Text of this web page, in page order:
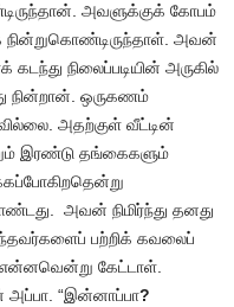
அவளுக்குக் கோபம்
நின்றுகொண்டிருந்தாள். அவன்
நிலைப்படியின் அருகில்
நின்றான். ஒருகணம்
அதற்குள் வீட்டின்
இரண்டு தங்கைகளும்
அவன் நிமிர்ந்து தனது
பற்றிக் கவலைப்
கேட்டாள்.
“இன்னாப்பா?